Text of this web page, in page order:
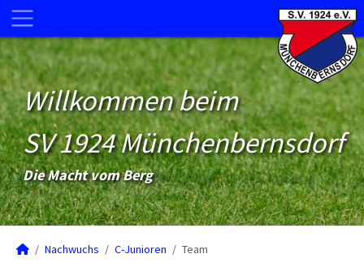
Willkommen beim
SV 1924 Münchenbernsdorf
Die Macht vom Berg
Nachwuchs C-Junioren Team